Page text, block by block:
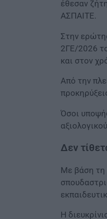
έθεσαν
ΑΣΠΑΙΤΕ.
Στην
2ΓΕ/2026
και στον
Από την
Όσοι
Δεν
Με βάση τη
Η